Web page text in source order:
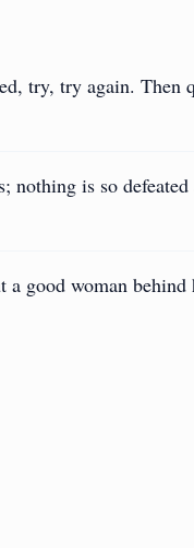
try, try again.
is so defeated
a good woman